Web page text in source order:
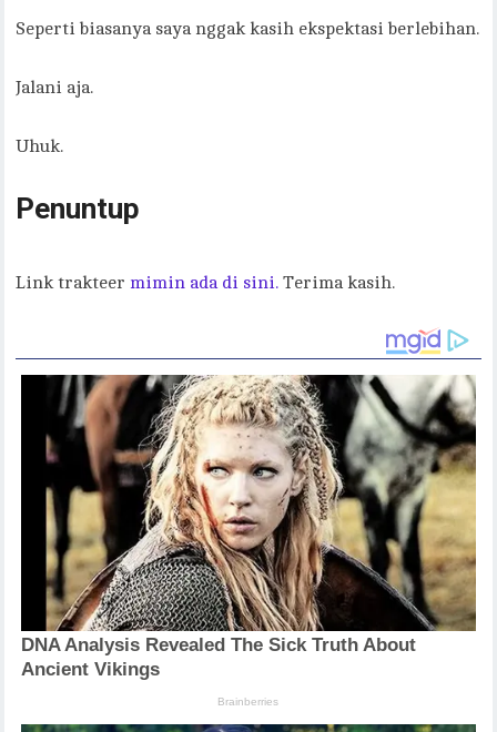
Seperti biasanya saya nggak kasih ekspektasi berlebihan.
Jalani aja.
Uhuk.
Penuntup
Link trakteermimin ada di sini. Terima kasih.